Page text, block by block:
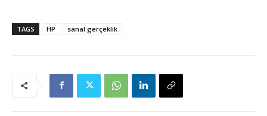
TAGS HP sanal gerçeklik